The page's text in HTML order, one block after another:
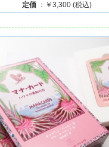
定価：￥3,300 (税込)